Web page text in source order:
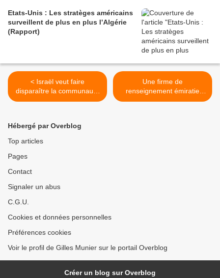
Etats-Unis : Les stratèges américains
surveillent de plus en plus l’Algérie
(Rapport)
< Israël veut faire
disparaître la communauté
chrétienne de Palestine
Une firme de
renseignement émiratie
recruterait des vétérans
Hébergé par Overblog
Top articles
Pages
Contact
Signaler un abus
C.G.U.
Cookies et données personnelles
Préférences cookies
Voir le profil de Gilles Munier sur le portail Overblog
Créer un blog sur Overblog